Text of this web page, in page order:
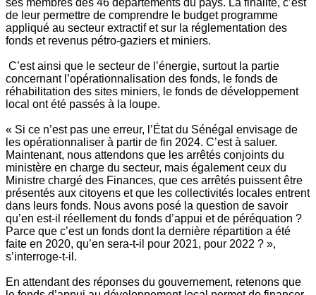
ses membres des 46 départements du pays. La finalité, c’est
de leur permettre de comprendre le budget programme
appliqué au secteur extractif et sur la réglementation des
fonds et revenus pétro-gaziers et miniers.
C’est ainsi que le secteur de l’énergie, surtout la partie
concernant l’opérationnalisation des fonds, le fonds de
réhabilitation des sites miniers, le fonds de développement
local ont été passés à la loupe.
« Si ce n’est pas une erreur, l’État du Sénégal envisage de
les opérationnaliser à partir de fin 2024. C’est à saluer.
Maintenant, nous attendons que les arrêtés conjoints du
ministère en charge du secteur, mais également ceux du
Ministre chargé des Finances, que ces arrêtés puissent être
présentés aux citoyens et que les collectivités locales entrent
dans leurs fonds. Nous avons posé la question de savoir
qu’en est-il réellement du fonds d’appui et de péréquation ?
Parce que c’est un fonds dont la dernière répartition a été
faite en 2020, qu’en sera-t-il pour 2021, pour 2022 ? »,
s’interroge-t-il.
En attendant des réponses du gouvernement, retenons que